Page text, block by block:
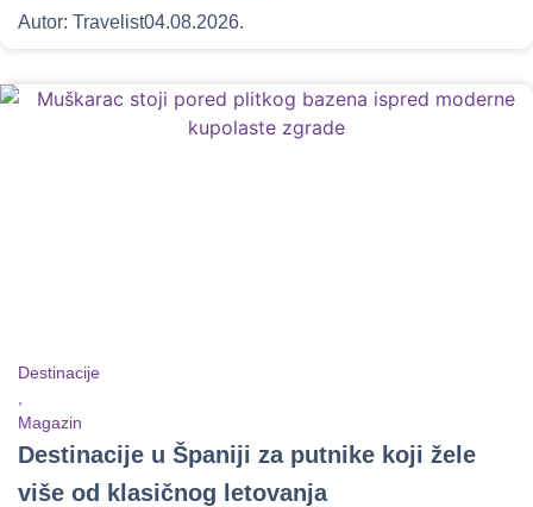
Autor: Travelist04.08.2026.
Destinacije
Magazin
Destinacije u Španiji za putnike koji žele
više od klasičnog letovanja